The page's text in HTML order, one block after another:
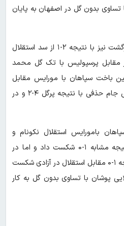
تساوی بدون گل در اصفهان به پایان
سپاهان در آن فصل در دور برگشت نیز با نتیجه ۲-۱ از سد استقلال
مقابل پرسپولیس با تک گل محمد
باخت سپاهان با مورایس مقابل
پرسپولیس در یک هشتم نهایی جام حذفی با نتیجه پرگل ۴-۲ و در
بامورایس استقلال نکونام و
پرسپولیس را در اصفهان با نتیجه مشابه ۱-۰ شکست داد و اما در
بازی‌های برگشت، با همان نتیجه ۱-۰ مقابل استقلال در آزادی شکست
پوشان با تساوی بدون گل به کار